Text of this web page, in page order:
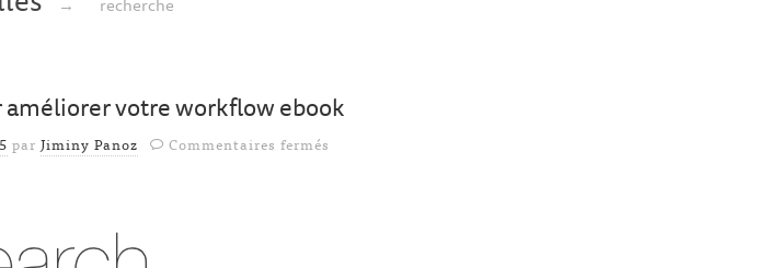
votre workflow ebook
par Jiminy Panoz Commentaires fermés